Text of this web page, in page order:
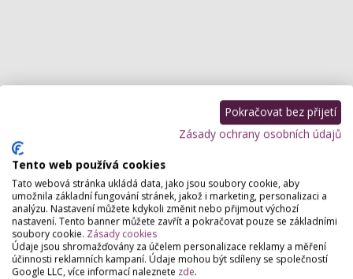
Služby, které poskytujeme
Nehtová studia
Manikúra,P-shine,Parafinový zábal na ruce, nohy,Zpevnění
nehtů,Lakování nehtů klasické,Francouzská manikúra,Suchá
(medicinální) pedikúra,Mokrá pedikúra,Masáž rukou,Pedikúra,
Pánská manikúra,Mobilní nehtové studio
Pokračovat bez přijetí
Zásady ochrany osobních údajů
Tento web používá cookies
Tato webová stránka ukládá data, jako jsou soubory cookie, aby
umožnila základní fungování stránek, jakož i marketing, personalizaci a
analýzu. Nastavení můžete kdykoli změnit nebo přijmout výchozí
nastavení. Tento banner můžete zavřít a pokračovat pouze se základními
soubory cookie. Zásady cookies
Údaje jsou shromažďovány za účelem personalizace reklamy a měření
účinnosti reklamních kampaní. Údaje mohou být sdíleny se společností
Google LLC, více informací naleznete zde.